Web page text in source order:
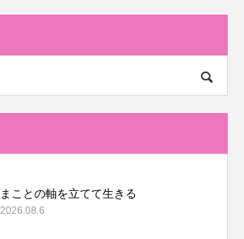
まことの軸を立てて生きる
2026.08.6